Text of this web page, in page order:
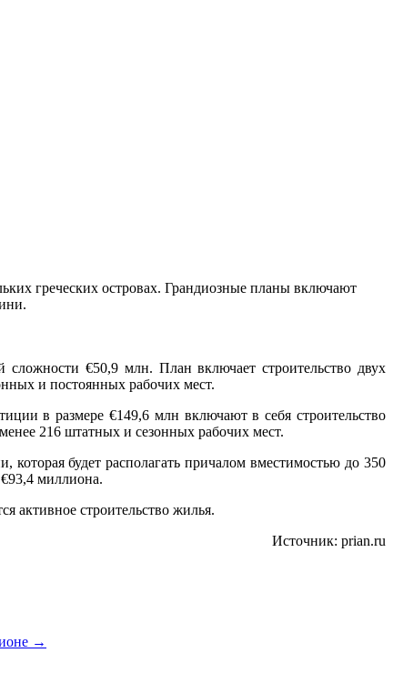
греческих островах. Грандиозные планы включают
€50,9 млн. План включает строительство двух
и постоянных рабочих мест.
в размере €149,6 млн включают в себя строительство
216 штатных и сезонных рабочих мест.
которая будет располагать причалом вместимостью до 350
миллиона.
активное строительство жилья.
Источник: prian.ru
→